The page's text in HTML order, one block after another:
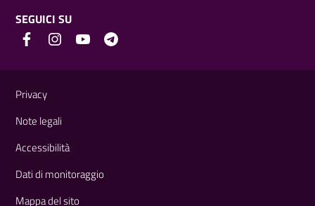
SEGUICI SU
Privacy
Note legali
Accessibilità
Dati di monitoraggio
Mappa del sito